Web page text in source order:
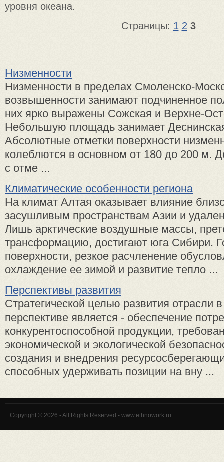
уровня океана.
Страницы: 1 2 3
Низменности
Низменности в пределах Смоленско-
возвышенности занимают подчиненное
них ярко выражены Сожская и Верхне-
Небольшую площадь занимает
Абсолютные отметки поверхности
колеблются в основном от 180 до 200 м.
с отме ...
Климатические особенности региона
На климат Алтая оказывает влияние
засушливым пространствам Азии и
Лишь арктические воздушные массы,
трансформацию, достигают юга Сибири.
поверхности, резкое расчленение
охлаждение ее зимой и развитие тепло ...
Перспективы развития
Стратегической целью развития отрасли
перспективе является - обеспечение
конкурентоспособной продукции,
экономической и экологической
создания и внедрения
способных удерживать позиции на вну ...
Copyright © 2026 - All Rights Reserved - www.ethnowork.ru